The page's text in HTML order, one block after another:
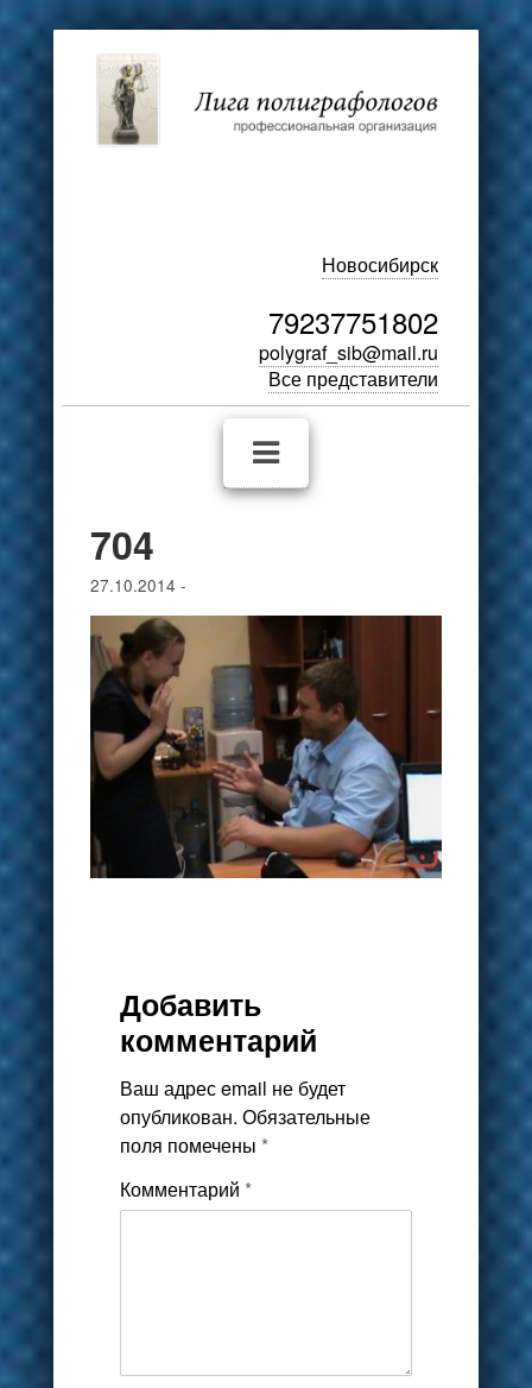
Новосибирск
79237751802
polygraf_sib@mail.ru
Все представители
704
27.10.2014 -
Добавить
комментарий
Ваш адрес email не будет
опубликован. Обязательные
поля помечены *
Комментарий *